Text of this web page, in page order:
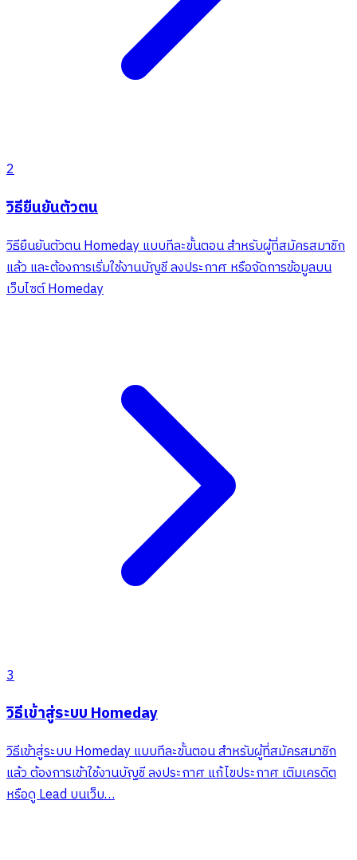
2
วิธียืนยันตัวตน
วิธียืนยันตัวตน Homeday แบบทีละขั้นตอน สำหรับผู้ที่สมัครสมาชิก
แล้ว และต้องการเริ่มใช้งานบัญชี ลงประกาศ หรือจัดการข้อมูลบน
เว็บไซต์ Homeday
3
วิธีเข้าสู่ระบบ Homeday
วิธีเข้าสู่ระบบ Homeday แบบทีละขั้นตอน สำหรับผู้ที่สมัครสมาชิก
แล้ว ต้องการเข้าใช้งานบัญชี ลงประกาศ แก้ไขประกาศ เติมเครดิต
หรือดู Lead บนเว็บ…